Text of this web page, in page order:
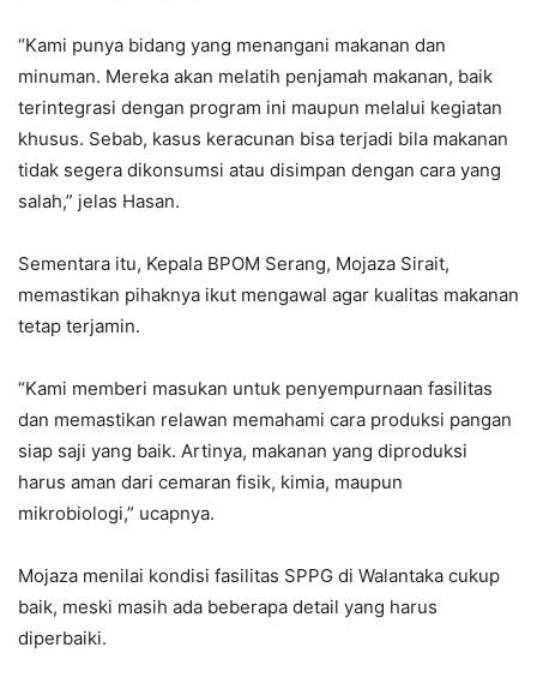
“Kami punya bidang yang menangani makanan dan
minuman. Mereka akan melatih penjamah makanan, baik
terintegrasi dengan program ini maupun melalui kegiatan
khusus. Sebab, kasus keracunan bisa terjadi bila makanan
tidak segera dikonsumsi atau disimpan dengan cara yang
salah,” jelas Hasan.
Sementara itu, Kepala BPOM Serang, Mojaza Sirait,
memastikan pihaknya ikut mengawal agar kualitas makanan
tetap terjamin.
“Kami memberi masukan untuk penyempurnaan fasilitas
dan memastikan relawan memahami cara produksi pangan
siap saji yang baik. Artinya, makanan yang diproduksi
harus aman dari cemaran fisik, kimia, maupun
mikrobiologi,” ucapnya.
Mojaza menilai kondisi fasilitas SPPG di Walantaka cukup
baik, meski masih ada beberapa detail yang harus
diperbaiki.